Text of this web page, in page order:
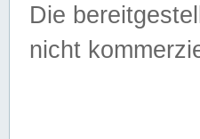
Die
nicht